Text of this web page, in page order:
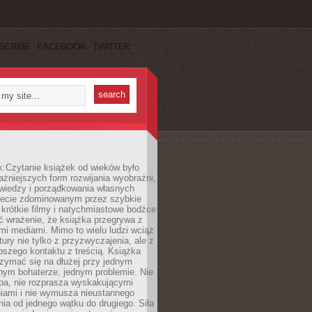
FACEBOOK TWITTER
książek od wieków było
form rozwijania wyobraźni,
i porządkowania własnych
zdominowanym przez szybkie
filmy i natychmiastowe bodźce
wrażenie, że książka przegrywa z
mediami. Mimo to wielu ludzi wciąż
nie tylko z przyzwyczajenia, ale z
kontaktu z treścią. Książka
się na dłużej przy jednym
bohaterze, jednym problemie. Nie
nie rozprasza wyskakującymi
i nie wymusza nieustannego
od jednego wątku do drugiego. Siła